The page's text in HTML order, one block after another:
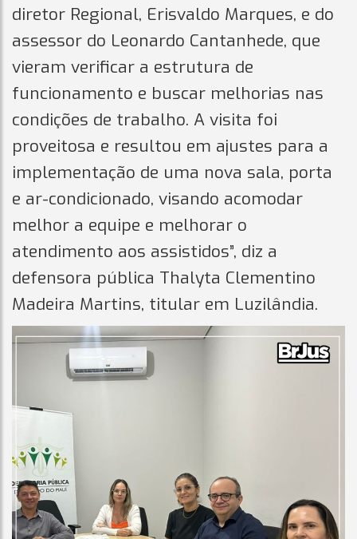
diretor Regional, Erisvaldo Marques, e do
assessor do Leonardo Cantanhede, que
vieram verificar a estrutura de
funcionamento e buscar melhorias nas
condições de trabalho. A visita foi
proveitosa e resultou em ajustes para a
implementação de uma nova sala, porta
e ar-condicionado, visando acomodar
melhor a equipe e melhorar o
atendimento aos assistidos”, diz a
defensora pública Thalyta Clementino
Madeira Martins, titular em Luzilândia.